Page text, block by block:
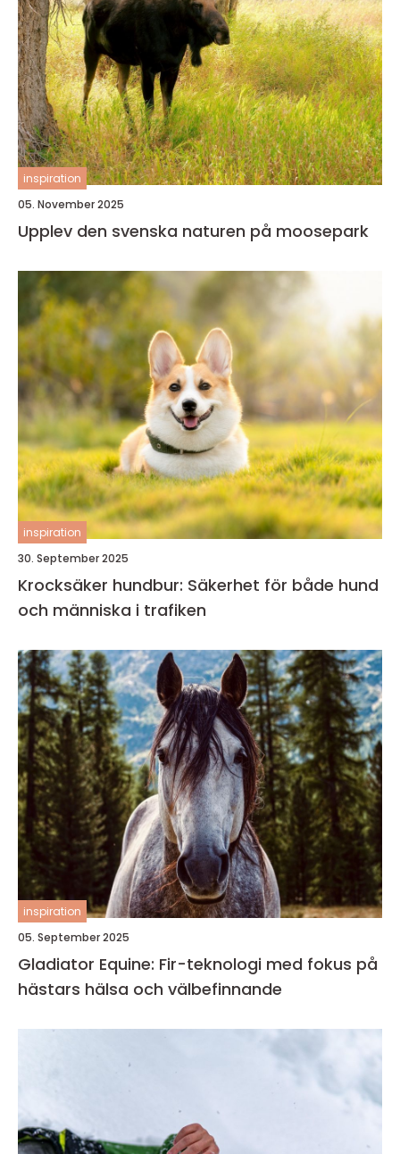
inspiration
05. November 2025
Upplev den svenska naturen på moosepark
inspiration
30. September 2025
Krocksäker hundbur: Säkerhet för både hund
och människa i trafiken
inspiration
05. September 2025
Gladiator Equine: Fir-teknologi med fokus på
hästars hälsa och välbefinnande